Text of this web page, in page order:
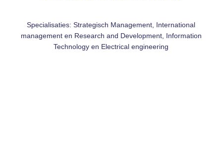
Specialisaties: Strategisch Management, International
management en Research and Development, Information
Technology en Electrical engineering